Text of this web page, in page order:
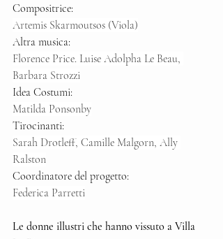
Compositrice:
Artemis Skarmoutsos (Viola)
Altra musica:
Florence Price. Luise Adolpha Le Beau,
Barbara Strozzi
Idea Costumi:
Matilda Ponsonby
Tirocinanti:
Sarah Drotleff, Camille Malgorn, Ally
Ralston
Coordinatore del progetto:
Federica Parretti
Le donne illustri che hanno vissuto a Villa